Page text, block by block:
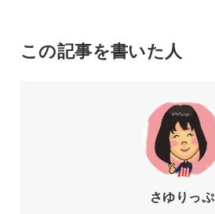
この記事を書いた人
さゆりっぷ